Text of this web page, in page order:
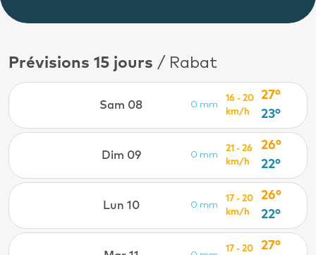
Prévisions 15 jours / Rabat
Sam 08 0 mm
16 - 20
km/h
27°
23°
Dim 09 0 mm
21 - 26
km/h
26°
22°
Lun 10 0 mm
17 - 20
km/h
26°
22°
17 - 20
27°